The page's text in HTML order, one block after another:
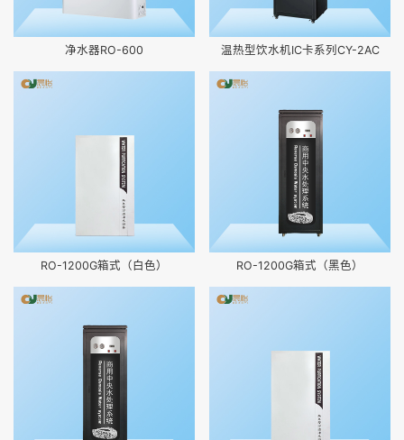
净水器RO-600 温热型饮水机IC卡系列CY-2AC
RO-1200G箱式（白色） RO-1200G箱式（黑色）